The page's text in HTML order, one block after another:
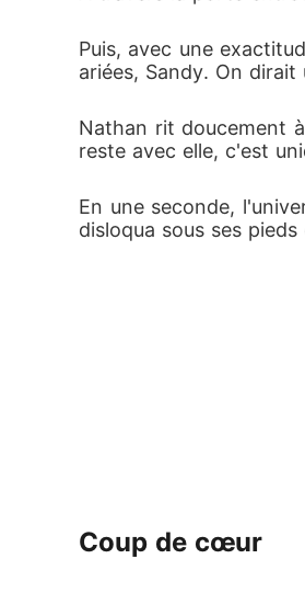
Puis, avec une
ariées, Sandy. On
Nathan rit doucement
reste avec elle, c'est
En une seconde,
disloqua sous ses
Coup de cœur